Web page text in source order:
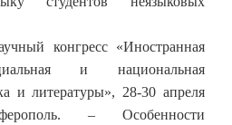
конгресс «Иностранная
и национальная
и литературы», 28-30 апреля
– Особенности